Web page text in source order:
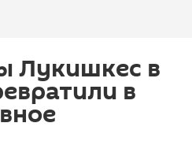
Лукишкес в
в